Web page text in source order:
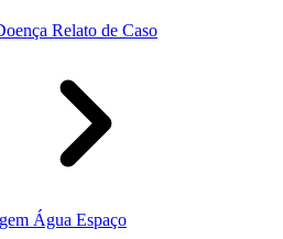
Relato de Caso
Água Espaço